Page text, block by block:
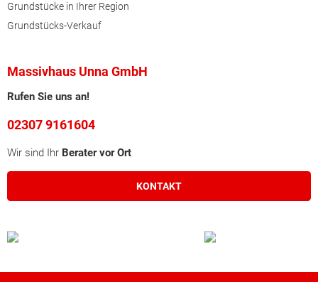
Grundstücke in Ihrer Region
Grundstücks-Verkauf
Massivhaus Unna GmbH
Rufen Sie uns an!
02307 9161604
Wir sind Ihr Berater vor Ort
KONTAKT